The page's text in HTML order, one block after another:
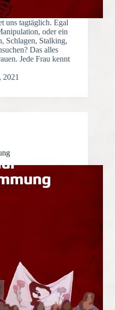
uns tagtäglich. Egal
oder ein
Schlagen, Stalking,
Das alles
Jede Frau kennt
2021